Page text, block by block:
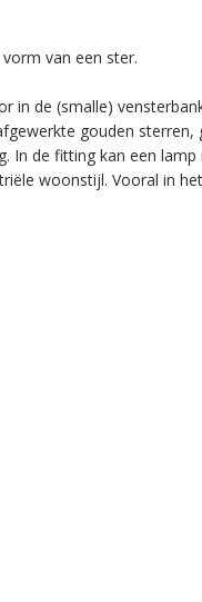
van een ster.
in de (smalle)
gouden
In de fitting kan een
woonstijl. Vooral in